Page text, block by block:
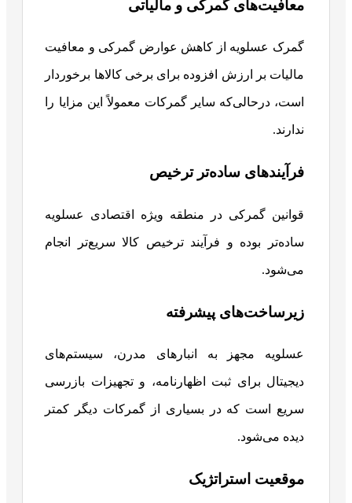
معافیت‌های گمرکی و مالیاتی
گمرک عسلویه از کاهش عوارض گمرکی و معافیت
مالیات بر ارزش افزوده برای برخی کالاها برخوردار
است، درحالی‌که سایر گمرکات معمولاً این مزایا را
ندارند.
فرآیندهای ساده‌تر ترخیص
قوانین گمرکی در منطقه ویژه اقتصادی عسلویه
ساده‌تر بوده و فرآیند ترخیص کالا سریع‌تر انجام
می‌شود.
زیرساخت‌های پیشرفته
عسلویه مجهز به انبارهای مدرن، سیستم‌های
دیجیتال برای ثبت اظهارنامه، و تجهیزات بازرسی
سریع است که در بسیاری از گمرکات دیگر کمتر
دیده می‌شود.
موقعیت استراتژیک